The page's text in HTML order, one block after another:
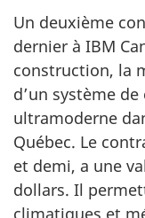
Un deuxième
dernier à IBM
construction, la
d’un système
ultramoderne
Québec. Le
et demi, a une
dollars. Il